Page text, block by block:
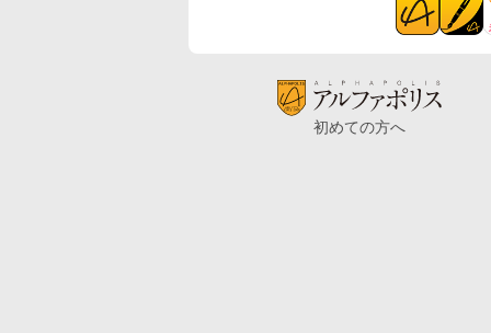
初めての方へ